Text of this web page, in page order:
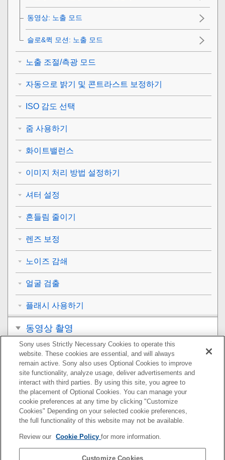
동영상: 노출 모드
슬로&퀵 모션: 노출 모드
노출 조절/측광 모드
자동으로 밝기 및 콘트라스트 보정하기
ISO 감도 선택
줌 사용하기
화이트밸런스
이미지 처리 방법 설정하기
셔터 설정
흔들림 줄이기
렌즈 보정
노이즈 감쇄
얼굴 검출
플래시 사용하기
동영상 촬영
보기
카메라의 사용자 설정
네트워크 기능 사용하기
컴퓨터 사용하기
MENU 항목 목록
Sony uses Strictly Necessary Cookies to operate this
website. These cookies are essential, and will always
remain active. Sony also uses Optional Cookies to improve
site functionality, analyze usage, deliver advertisements and
interact with third parties. By using this site, you agree to
the placement of Optional Cookies. You can manage your
cookie preferences at any time by clicking "Customize
Cookies" Depending on your selected cookie preferences,
the full functionality of this website may not be available.
Review our Cookie Policyfor more information.
Customize Cookies